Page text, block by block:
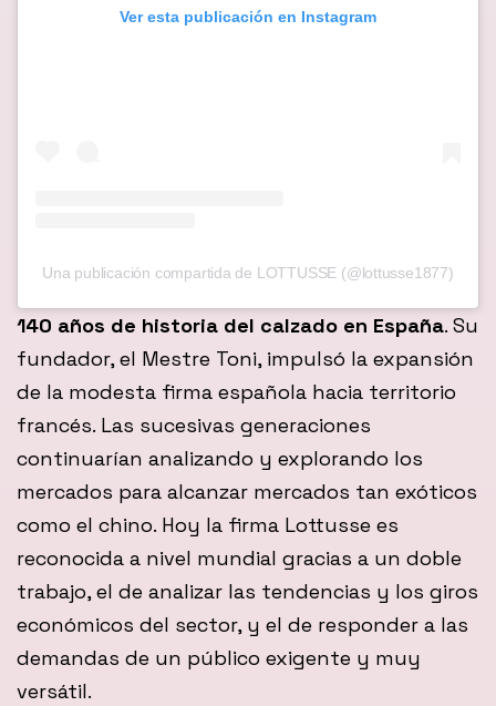
Ver esta publicación en Instagram
Una publicación compartida de LOTTUSSE (@lottusse1877)
140 años de historia del calzado en España. Su
fundador, el Mestre Toni, impulsó la expansión
de la modesta firma española hacia territorio
francés. Las sucesivas generaciones
continuarían analizando y explorando los
mercados para alcanzar mercados tan exóticos
como el chino. Hoy la firma Lottusse es
reconocida a nivel mundial gracias a un doble
trabajo, el de analizar las tendencias y los giros
económicos del sector, y el de responder a las
demandas de un público exigente y muy
versátil.